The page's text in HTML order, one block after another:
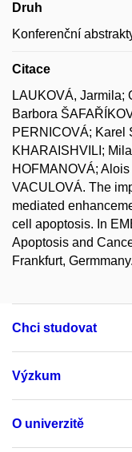
Druh
Konferenční
Citace
LAUKOVÁ, Jarmila;
Barbora
PERNICOVÁ; Karel
KHARAISHVILI;
HOFMANOVÁ;
VACULOVÁ. The
mediated
cell apoptosis. In
Apoptosis and
Frankfurt,
Chci studovat
Výzkum
O univerzitě